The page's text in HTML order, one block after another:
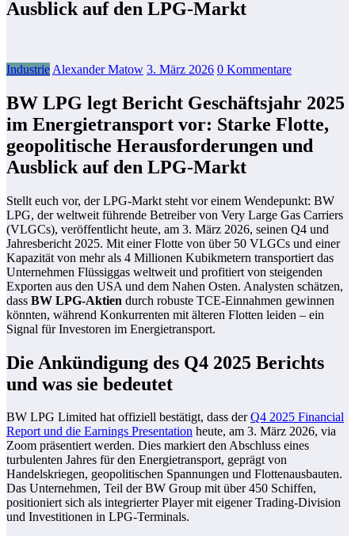
Ausblick auf den LPG-Markt
Industrie Alexander Matow 3. März 2026 0 Kommentare
BW LPG legt Bericht Geschäftsjahr 2025
im Energietransport vor: Starke Flotte,
geopolitische Herausforderungen und
Ausblick auf den LPG-Markt
Stellt euch vor, der LPG-Markt steht vor einem Wendepunkt: BW
LPG, der weltweit führende Betreiber von Very Large Gas Carriers
(VLGCs), veröffentlicht heute, am 3. März 2026, seinen Q4 und
Jahresbericht 2025. Mit einer Flotte von über 50 VLGCs und einer
Kapazität von mehr als 4 Millionen Kubikmetern transportiert das
Unternehmen Flüssiggas weltweit und profitiert von steigenden
Exporten aus den USA und dem Nahen Osten. Analysten schätzen,
dass BW LPG-Aktien durch robuste TCE-Einnahmen gewinnen
könnten, während Konkurrenten mit älteren Flotten leiden – ein
Signal für Investoren im Energietransport.
Die Ankündigung des Q4 2025 Berichts
und was sie bedeutet
BW LPG Limited hat offiziell bestätigt, dass derQ4 2025 Financial
Report und die Earnings Presentation heute, am 3. März 2026, via
Zoom präsentiert werden. Dies markiert den Abschluss eines
turbulenten Jahres für den Energietransport, geprägt von
Handelskriegen, geopolitischen Spannungen und Flottenausbauten.
Das Unternehmen, Teil der BW Group mit über 450 Schiffen,
positioniert sich als integrierter Player mit eigener Trading-Division
und Investitionen in LPG-Terminals.